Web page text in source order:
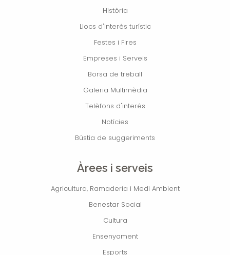
Història
Llocs d'interés turístic
Festes i Fires
Empreses i Serveis
Borsa de treball
Galeria Multimèdia
Telèfons d'interés
Notícies
Bústia de suggeriments
Àrees i serveis
Agricultura, Ramaderia i Medi Ambient
Benestar Social
Cultura
Ensenyament
Esports